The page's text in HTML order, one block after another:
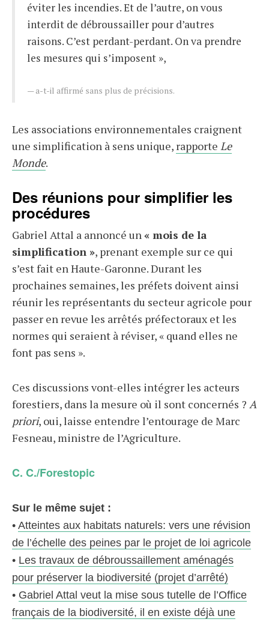
éviter les incendies. Et de l’autre, on vous
interdit de débroussailler pour d’autres
raisons. C’est perdant-perdant. On va prendre
les mesures qui s’imposent »,
a-t-il affirmé sans plus de précisions.
Les associations environnementales craignent
une simplification à sens unique, rapporte Le
Monde.
Des réunions pour simplifier les
procédures
Gabriel Attal a annoncé un« mois de la
simplification », prenant exemple sur ce qui
s’est fait en Haute-Garonne. Durant les
prochaines semaines, les préfets doivent ainsi
réunir les représentants du secteur agricole pour
passer en revue les arrêtés préfectoraux et les
normes qui seraient à réviser, « quand elles ne
font pas sens ».
Ces discussions vont-elles intégrer les acteurs
forestiers, dans la mesure où il sont concernés ? A
priori, oui, laisse entendre l’entourage de Marc
Fesneau, ministre de l’Agriculture.
C. C./Forestopic
Sur le même sujet :
• Atteintes aux habitats naturels: vers une révision
de l’échelle des peines par le projet de loi agricole
• Les travaux de débroussaillement aménagés
pour préserver la biodiversité (projet d’arrêté)
• Gabriel Attal veut la mise sous tutelle de l’Office
français de la biodiversité, il en existe déjà une